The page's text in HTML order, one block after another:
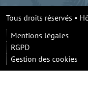
Tous droits réservés •
Mentions légales
RGPD
Gestion des cookies